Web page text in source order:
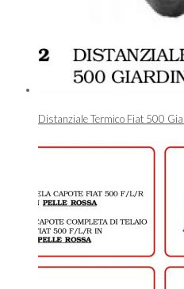
Distanziale Termico Fiat 500